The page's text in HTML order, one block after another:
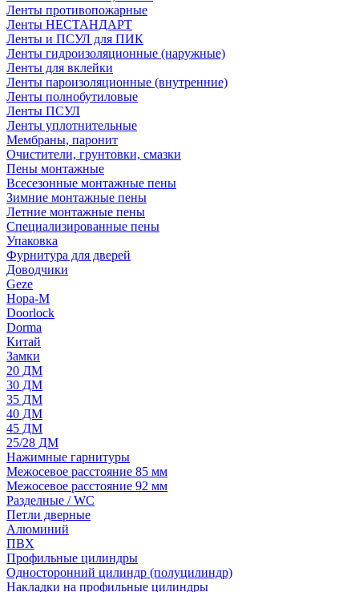
Ленты противопожарные
Ленты НЕСТАНДАРТ
Ленты и ПСУЛ для ПИК
Ленты гидроизоляционные (наружные)
Ленты для вклейки
Ленты пароизоляционные (внутренние)
Ленты полнобутиловые
Ленты ПСУЛ
Ленты уплотнительные
Мембраны, паронит
Очистители, грунтовки, смазки
Пены монтажные
Всесезонные монтажные пены
Зимние монтажные пены
Летние монтажные пены
Специализированные пены
Упаковка
Фурнитура для дверей
Доводчики
Geze
Нора-М
Doorlock
Dorma
Китай
Замки
20 ДМ
30 ДМ
35 ДМ
40 ДМ
45 ДМ
25/28 ДМ
Нажимные гарнитуры
Межосевое расстояние 85 мм
Межосевое расстояние 92 мм
Разделные / WC
Петли дверные
Алюминий
ПВХ
Профильные цилиндры
Односторонний цилиндр (полуцилиндр)
Накладки на профильные цилиндры